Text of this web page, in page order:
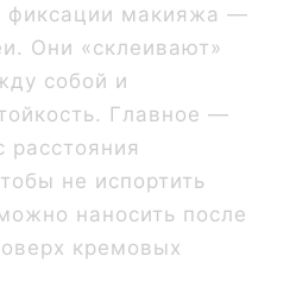
фиксации макияжа —
Они «‎склеивают»
собой и
Главное —
расстояния
не испортить
наносить после
кремовых